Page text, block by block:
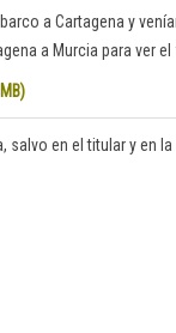
a Cartagena y
a Murcia para ver
en el titular y en la